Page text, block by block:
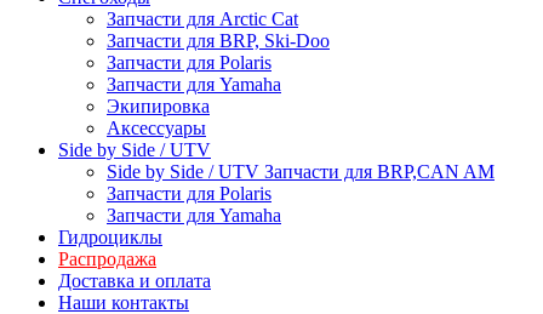
Запчасти для Arctic Cat
Запчасти для BRP, Ski-Doo
Запчасти для Polaris
Запчасти для Yamaha
Экипировка
Аксессуары
Side by Side / UTV
Side by Side / UTV Запчасти для BRP,CAN AM
Запчасти для Polaris
Запчасти для Yamaha
Гидроциклы
Распродажа
Доставка и оплата
Наши контакты